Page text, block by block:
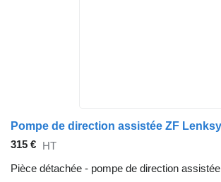
315 € HT
Pièce détachée - pompe de direction assistée